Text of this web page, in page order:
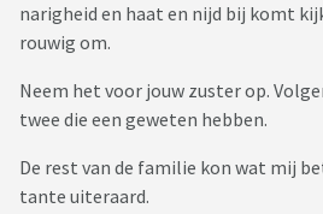
narigheid en haat en nijd bij komt
rouwig om.
Neem het voor jouw zuster op.
twee die een geweten hebben.
De rest van de familie kon wat mij
tante uiteraard.